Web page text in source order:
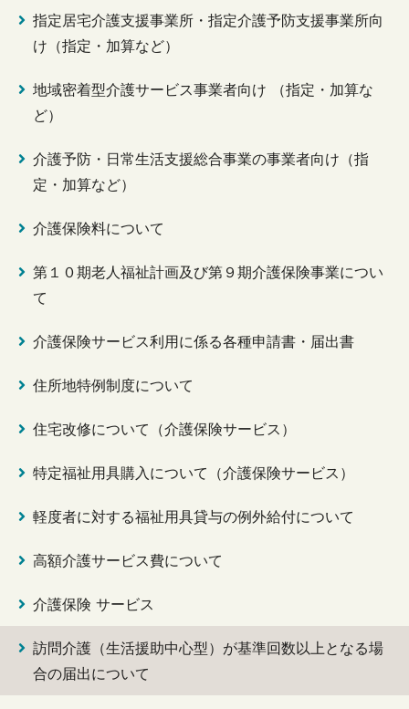
指定居宅介護支援事業所・指定介護予防支援事業所向
け（指定・加算など）
地域密着型介護サービス事業者向け （指定・加算な
ど）
介護予防・日常生活支援総合事業の事業者向け（指
定・加算など）
介護保険料について
第１０期老人福祉計画及び第９期介護保険事業につい
て
介護保険サービス利用に係る各種申請書・届出書
住所地特例制度について
住宅改修について（介護保険サービス）
特定福祉用具購入について（介護保険サービス）
軽度者に対する福祉用具貸与の例外給付について
高額介護サービス費について
介護保険 サービス
訪問介護（生活援助中心型）が基準回数以上となる場
合の届出について